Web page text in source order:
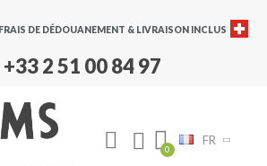
DE DÉDOUANEMENT & LIVRAISON INCLUS
+33 2 51 00 84 97
FR